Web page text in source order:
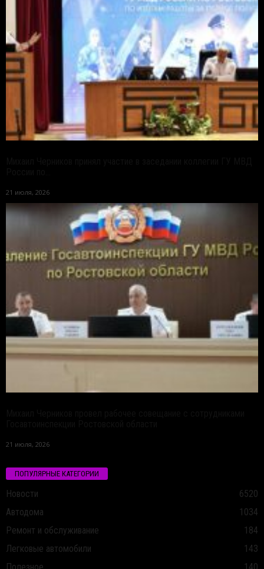
21 июля, 2026
21 июля, 2026
ПОПУЛЯРНЫЕ КАТЕГОРИИ
Новости
6520
Автодома
1034
Ремонт и обслуживание
184
Легковые автомобили
143